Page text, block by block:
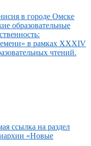
в городе Омске
образовательные
в рамках XXXIV
чтений.
ссылка на раздел
«Новые